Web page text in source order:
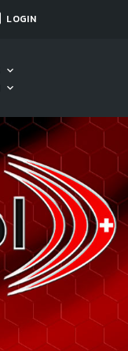
10. AUG. 2026, 19:00
LOGIN